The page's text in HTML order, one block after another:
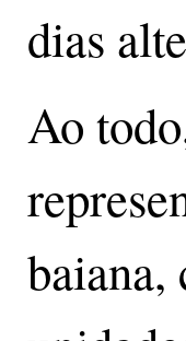
dias
Ao
baiana,